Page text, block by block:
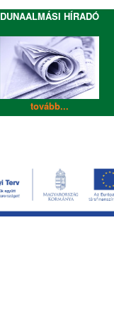
DUNAALMÁSI HÍRADÓ
tovább...